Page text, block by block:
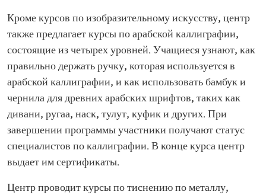
Кроме курсов по изобразительному искусству, центр
также предлагает курсы по арабской каллиграфии,
состоящие из четырех уровней. Учащиеся узнают, как
правильно держать ручку, которая используется в
арабской каллиграфии, и как использовать бамбук и
чернила для древних арабских шрифтов, таких как
дивани, ругаа, наск, тулут, куфик и других. При
завершении программы участники получают статус
специалистов по каллиграфии. В конце курса центр
выдает им сертификаты.
Центр проводит курсы по тиснению по металлу,